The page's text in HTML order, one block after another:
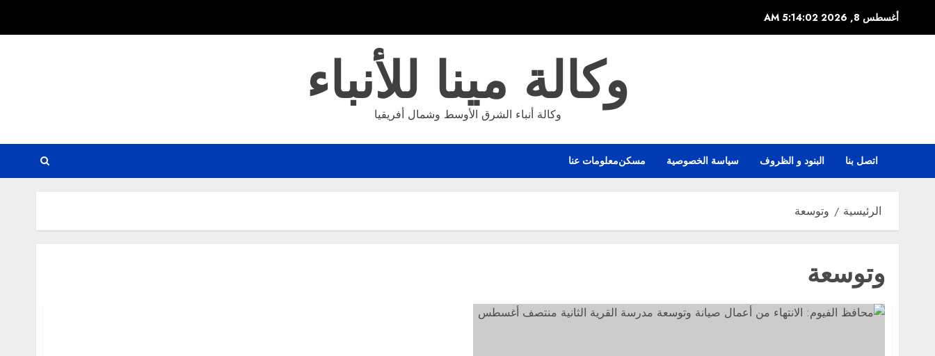
أغسطس 8, 2026 5:14:03 AM
وكالة مينا للأنباء
وكالة أنباء الشرق الأوسط وشمال أفريقيا
اتصل بنا البنود و الظروف سياسة الخصوصية مسكنمعلومات عنا
الرئيسية وتوسعة
وتوسعة